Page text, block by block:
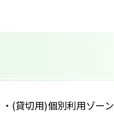
(貸切用)個別利用ゾーン